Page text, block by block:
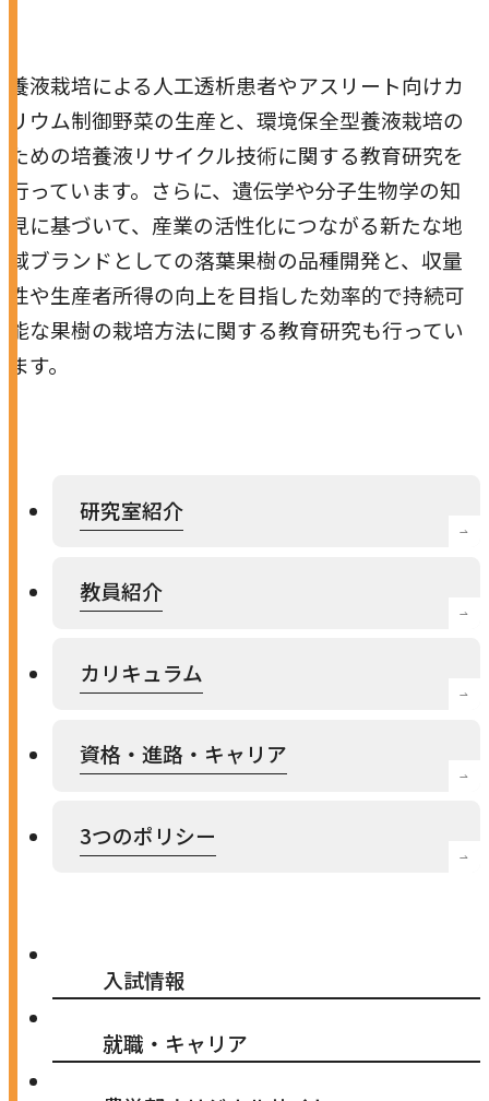
ウ
で
開
き
ま
す
養液栽培による人工透析患者やアスリート向けカ
リウム制御野菜の生産と、環境保全型養液栽培の
ための培養液リサイクル技術に関する教育研究を
行っています。さらに、遺伝学や分子生物学の知
見に基づいて、産業の活性化につながる新たな地
域ブランドとしての落葉果樹の品種開発と、収量
性や生産者所得の向上を目指した効率的で持続可
能な果樹の栽培方法に関する教育研究も行ってい
ます。
研究室紹介
教員紹介
カリキュラム
資格・進路・キャリア
3つのポリシー
入試情報
就職・キャリア